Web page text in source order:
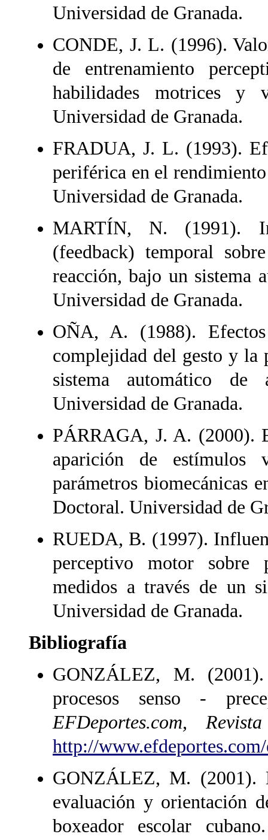
Universidad de Granada.
CONDE, J. L. (1996).
de entrenamiento
habilidades motrices y
Universidad de Granada.
FRADUA, J. L. (1993).
periférica en el
Universidad de Granada.
MARTÍN, N. (1991).
(feedback) temporal
reacción, bajo un sistema
Universidad de Granada.
OÑA, A. (1988).
complejidad del gesto y la
sistema automático de
Universidad de Granada.
PÁRRAGA, J. A. (2000).
aparición de
parámetros biomecánicas
Doctoral. Universidad de
RUEDA, B. (1997).
perceptivo motor sobre
medidos a través de un
Universidad de Granada.
Bibliografía
GONZÁLEZ, M.
procesos senso -
EFDeportes.com,
http://
GONZÁLEZ, M. (2001).
evaluación y orientación
boxeador escolar